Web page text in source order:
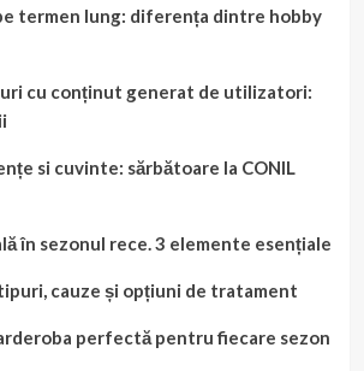
termen lung: diferența dintre hobby
cu conținut generat de utilizatori:
si cuvinte: sărbătoare la CONIL
în sezonul rece. 3 elemente esențiale
cauze și opțiuni de tratament
perfectă pentru fiecare sezon